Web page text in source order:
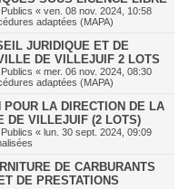
« ven. 08 nov. 2024, 10:58
adaptées (MAPA)
JURIDIQUE ET DE
DE VILLEJUIF 2 LOTS
« mer. 06 nov. 2024, 08:30
adaptées (MAPA)
LA DIRECTION DE LA
DE VILLEJUIF (2 LOTS)
« lun. 30 sept. 2024, 09:09
DE CARBURANTS
DE PRESTATIONS